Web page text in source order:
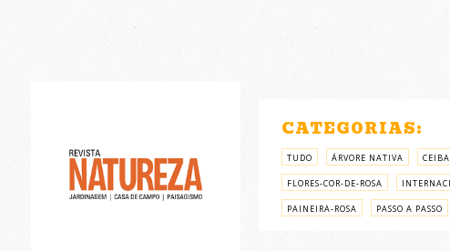
CATEGORIAS:
TUDO ÁRVORE NATIVA
FLORES-COR-DE-ROSA
PAINEIRA-ROSA PASSO A PASSO